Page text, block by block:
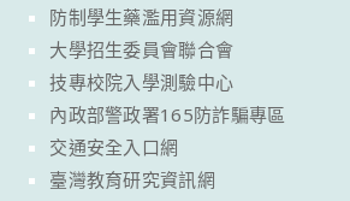
防制學生藥濫用資源網
大學招生委員會聯合會
技專校院入學測驗中心
內政部警政署165防詐騙專區
交通安全入口網
臺灣教育研究資訊網